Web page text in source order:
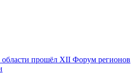
прошёл XII Форум регионов